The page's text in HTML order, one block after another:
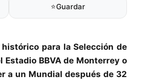
⭐Guardar
histórico para laSelección de
BBVA de Monterrey o
a un Mundial después de 32